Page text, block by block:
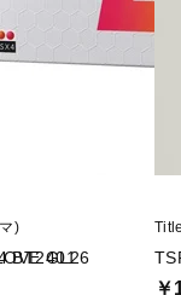
GL26
)
BT2401
￥